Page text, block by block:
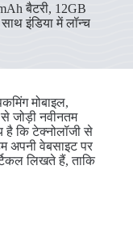
बैटरी, 12GB
इंडिया में लॉन्च
मोबाइल,
जोड़ी नवीनतम
है कि टेक्नोलॉजी से
अपनी वेबसाइट पर
लिखते हैं, ताकि